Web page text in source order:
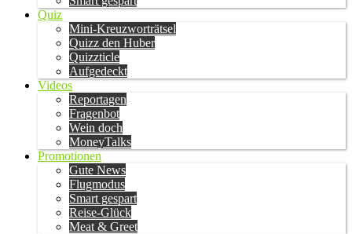
Quiz
Mini-Kreuzworträtsel
Quizz den Huber
Quizzticle
Aufgedeckt
Videos
Reportagen
Fragenbot
Wein doch
MoneyTalks
Promotionen
Gute News
Flugmodus
Smart gespart
Reise-Glück
Meat & Greet